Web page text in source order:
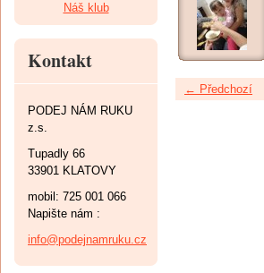
← Předchozí
Náš klub
Kontakt
PODEJ NÁM RUKU
z.s.
Tupadly 66
33901 KLATOVY
mobil: 725 001 066
Napište nám :
info@podejnamruku.cz